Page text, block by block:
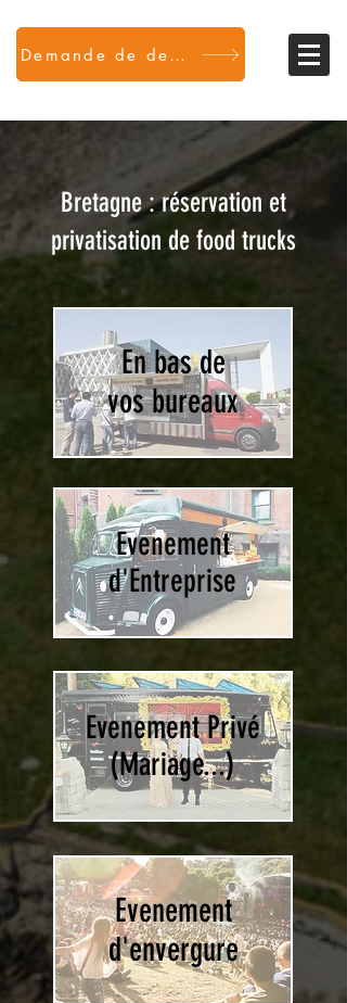
Demande de devis
Bretagne : réservation et
privatisation de food trucks
En bas de
vos bureaux
Evenement
d'Entreprise
Evenement Privé
(Mariage...)
Evenement
d'envergure